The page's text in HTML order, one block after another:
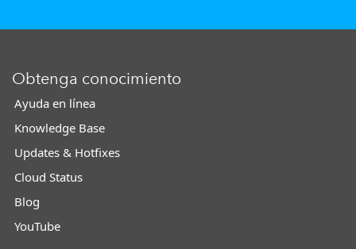
Obtenga conocimiento
Ayuda en línea
Knowledge Base
Updates & Hotfixes
Cloud Status
Blog
YouTube